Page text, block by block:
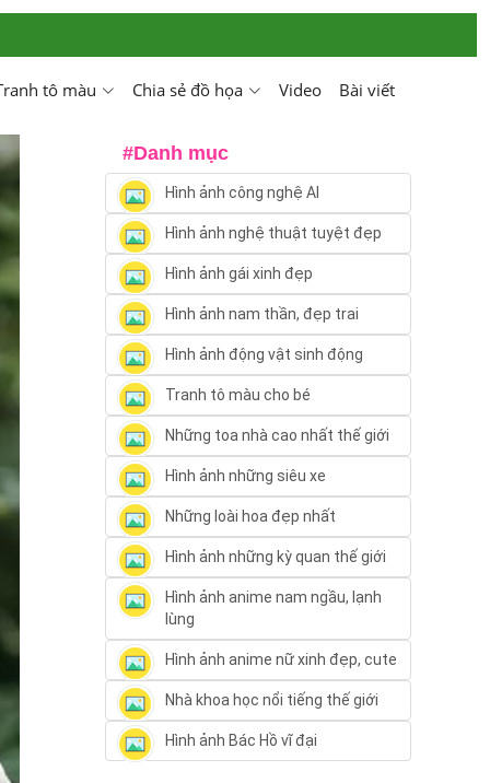
tô màu Chia sẻ đồ họa Video Bài viết
#Danh mục
Hình ảnh công nghệ AI
Hình ảnh nghệ thuật tuyệt đẹp
Hình ảnh gái xinh đẹp
Hình ảnh nam thần, đẹp trai
Hình ảnh động vật sinh động
Tranh tô màu cho bé
Những toa nhà cao nhất thế giới
Hình ảnh những siêu xe
Những loài hoa đẹp nhất
Hình ảnh những kỳ quan thế giới
Hình ảnh anime nam ngầu, lạnh
lùng
Hình ảnh anime nữ xinh đẹp, cute
Nhà khoa học nổi tiếng thế giới
Hình ảnh Bác Hồ vĩ đại